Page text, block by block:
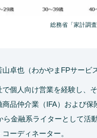
総務省「家計調
卓也（わかやまFPサービス
で個人向け営業を経験し、
商品仲介業（IFA）および保
ら金融系ライターとして活
ーディネーター。